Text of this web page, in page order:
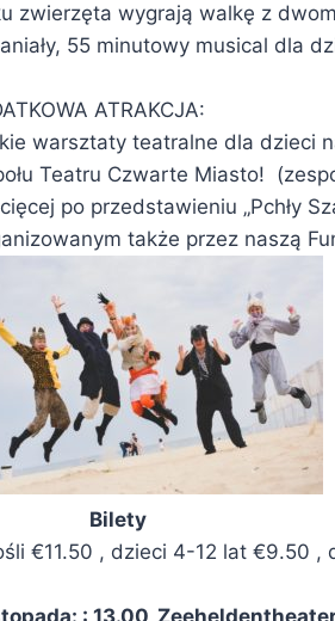
zwierzęta wygrają walkę z
55 minutowy musical dla
ATRAKCJA:
warsztaty teatralne dla dzieci
Teatru Czwarte Miasto!
po przedstawieniu „Pchły
także przez naszą
Bilety
€11.50 , dzieci 4-12 lat €9.50 ,